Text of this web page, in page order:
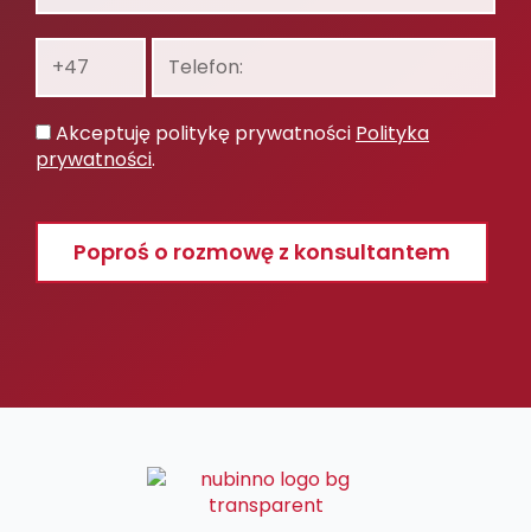
Polityka
prywatności
Akceptuję politykę prywatności Polityka
prywatności.
Poproś o rozmowę z konsultantem